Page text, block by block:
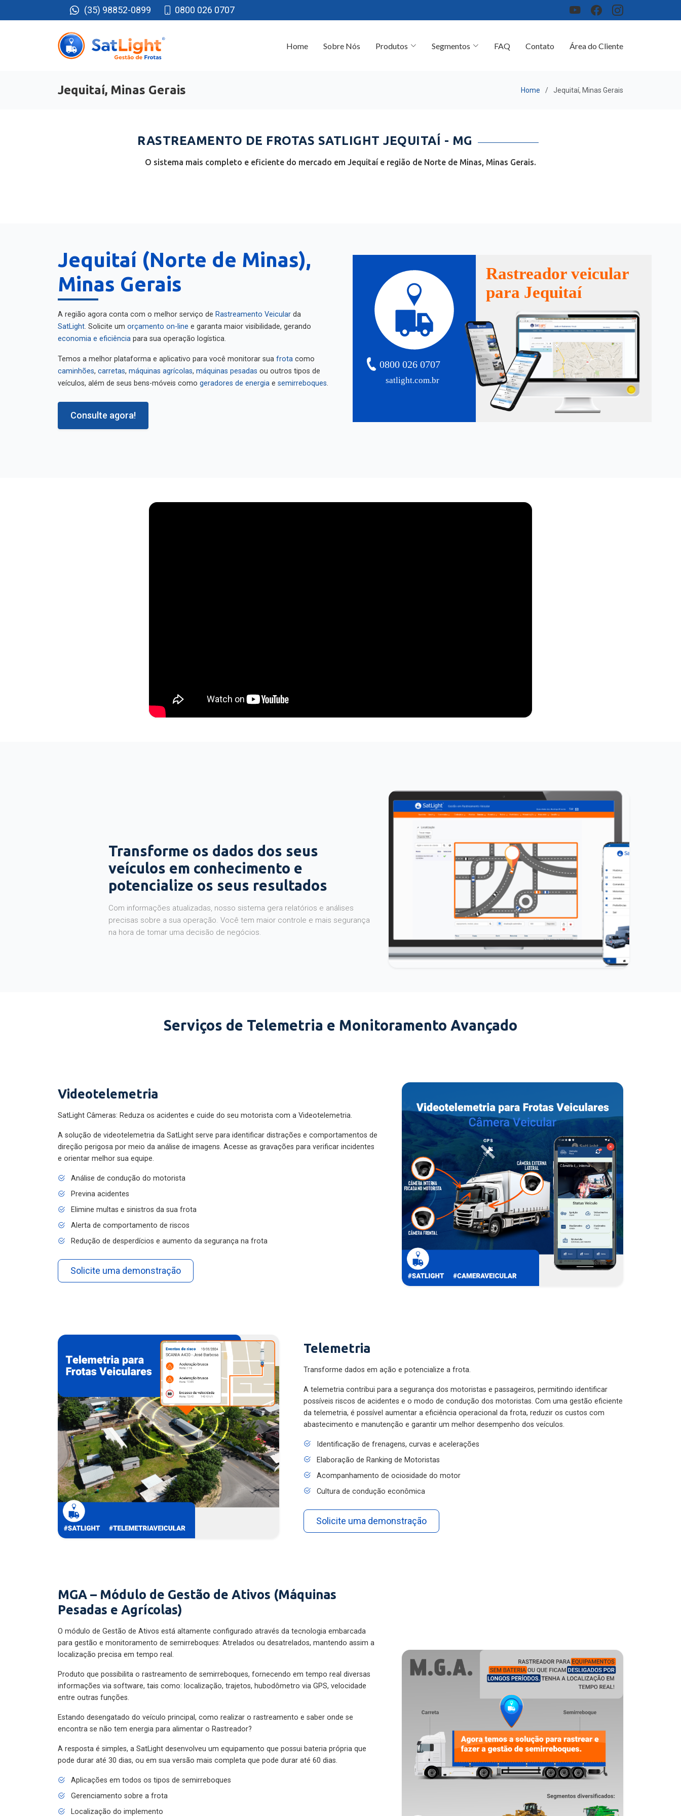
(35) 98852-0899 0800 026 0707
Home Sobre Nós Produtos Segmentos FAQ Contato Área do Cliente
Jequitaí, Minas Gerais Home Jequitaí, Minas Gerais
RASTREAMENTO DE FROTAS SATLIGHT JEQUITAÍ - MG
O sistema mais completo e eficiente do mercado em Jequitaí e região de Norte de Minas, Minas Gerais.
Jequitaí (Norte de Minas),
Minas Gerais
A região agora conta com o melhor serviço de Rastreamento Veicular da
SatLight. Solicite um orçamento on-line e garanta maior visibilidade, gerando
economia e eficiência para sua operação logística.
Temos a melhor plataforma e aplicativo para você monitorar sua frota como
caminhões, carretas, máquinas agrícolas, máquinas pesadas ou outros tipos de
veículos, além de seus bens-móveis como geradores de energia e semirreboques.
Consulte agora!
satlight.com.br
0800 026 0707
Rastreador veicular
para Jequitaí
Transforme os dados dos seus
veículos em conhecimento e
potencialize os seus resultados
Com informações atualizadas, nosso sistema gera relatórios e análises
precisas sobre a sua operação. Você tem maior controle e mais segurança
na hora de tomar uma decisão de negócios.
Serviços de Telemetria e Monitoramento Avançado
Videotelemetria
SatLight Câmeras: Reduza os acidentes e cuide do seu motorista com a Videotelemetria.
A solução de videotelemetria da SatLight serve para identificar distrações e comportamentos de
direção perigosa por meio da análise de imagens. Acesse as gravações para verificar incidentes
e orientar melhor sua equipe.
Análise de condução do motorista
Previna acidentes
Elimine multas e sinistros da sua frota
Alerta de comportamento de riscos
Redução de desperdícios e aumento da segurança na frota
Solicite uma demonstração
Telemetria
Transforme dados em ação e potencialize a frota.
A telemetria contribui para a segurança dos motoristas e passageiros, permitindo identificar
possíveis riscos de acidentes e o modo de condução dos motoristas. Com uma gestão eficiente
da telemetria, é possível aumentar a eficiência operacional da frota, reduzir os custos com
abastecimento e manutenção e garantir um melhor desempenho dos veículos.
Identificação de frenagens, curvas e acelerações
Elaboração de Ranking de Motoristas
Acompanhamento de ociosidade do motor
Cultura de condução econômica
Solicite uma demonstração
MGA – Módulo de Gestão de Ativos (Máquinas
Pesadas e Agrícolas)
O módulo de Gestão de Ativos está altamente configurado através da tecnologia embarcada
para gestão e monitoramento de semirreboques: Atrelados ou desatrelados, mantendo assim a
localização precisa em tempo real.
Produto que possibilita o rastreamento de semirreboques, fornecendo em tempo real diversas
informações via software, tais como: localização, trajetos, hubodômetro via GPS, velocidade
entre outras funções.
Estando desengatado do veículo principal, como realizar o rastreamento e saber onde se
encontra se não tem energia para alimentar o Rastreador?
A resposta é simples, a SatLight desenvolveu um equipamento que possui bateria própria que
pode durar até 30 dias, ou em sua versão mais completa que pode durar até 60 dias.
Aplicações em todos os tipos de semirreboques
Gerenciamento sobre a frota
Localização do implemento